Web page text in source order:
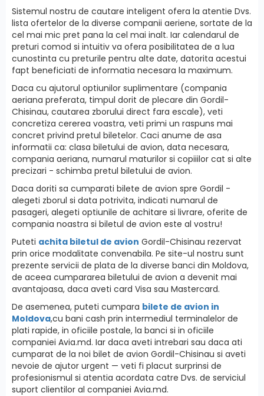
Sistemul nostru de cautare inteligent ofera la atentie Dvs.
lista ofertelor de la diverse companii aeriene, sortate de la
cel mai mic pret pana la cel mai inalt. Iar calendarul de
preturi comod si intuitiv va ofera posibilitatea de a lua
cunostinta cu preturile pentru alte date, datorita acestui
fapt beneficiati de informatia necesara la maximum.
Daca cu ajutorul optiunilor suplimentare (compania
aeriana preferata, timpul dorit de plecare din Gordil-
Chisinau, cautarea zborului direct fara escale), veti
concretiza cererea voastra, veti primi un raspuns mai
concret privind pretul biletelor. Caci anume de asa
informatii ca: clasa biletului de avion, data necesara,
compania aeriana, numarul maturilor si copiiilor cat si alte
precizari - schimba pretul biletului de avion.
Daca doriti sa cumparati bilete de avion spre Gordil -
alegeti zborul si data potrivita, indicati numarul de
pasageri, alegeti optiunile de achitare si livrare, oferite de
compania noastra si biletul de avion este al vostru!
Puteti achita biletul de avion Gordil-Chisinau rezervat
prin orice modalitate convenabila. Pe site-ul nostru sunt
prezente servicii de plata de la diverse banci din Moldova,
de aceea cumpararea biletului de avion a devenit mai
avantajoasa, daca aveti card Visa sau Mastercard.
De asemenea, puteti cumpara bilete de avion in
Moldova,cu bani cash prin intermediul terminalelor de
plati rapide, in oficiile postale, la banci si in oficiile
companiei Avia.md. Iar daca aveti intrebari sau daca ati
cumparat de la noi bilet de avion Gordil-Chisinau si aveti
nevoie de ajutor urgent — veti fi placut surprinsi de
profesionismul si atentia acordata catre Dvs. de serviciul
suport clientilor al companiei Avia.md.